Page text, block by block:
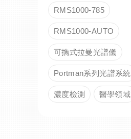
RMS1000-785
RMS1000-AUTO
可擕式拉曼光譜儀
Portman系列光譜系統
濃度檢測 醫學領域